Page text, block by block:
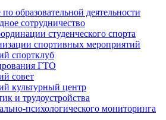
образовательной деятельности
сотрудничество
студенческого спорта
спортивных мероприятий
спортклуб
ГТО
совет
культурный центр
и трудоустройства
психологического мониторинга